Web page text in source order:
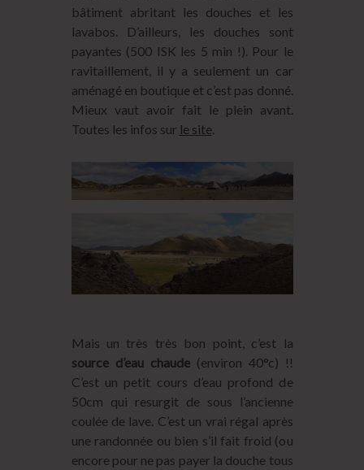
bâtiment abritant les douches et les
lavabos. D’ailleurs, les douches sont
payantes (500 ISK les 5 min !). Pour le
ravitaillement, il y a seulement un car
aménagé en boutique et c’est pas donné.
Mieux vaut avoir fait le plein avant.
Toutes les infos sur le site.
Mais un très très bon point, c’est la
source d’eau chaude(environ 40°c) !!
C’est un petit cours d’eau profond de
50cm qui resurgit de sous l’ancienne
coulée de lave. C’est un vrai régal après
une randonnée ou bien s’il fait froid (ou
encore pour ne pas payer la douche tous